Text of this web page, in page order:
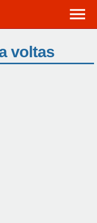
voltas